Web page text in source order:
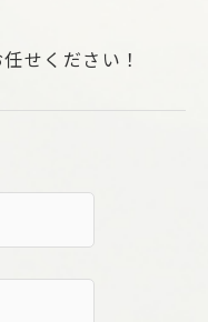
せください！